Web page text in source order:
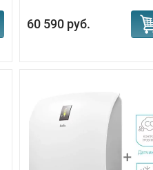
60 590 руб.